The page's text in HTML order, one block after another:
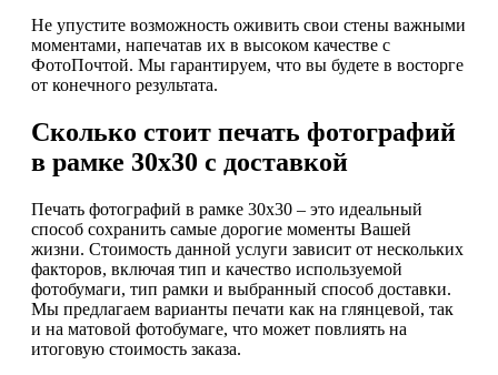
Не упустите возможность оживить свои стены важными
моментами, напечатав их в высоком качестве с
ФотоПочтой. Мы гарантируем, что вы будете в восторге
от конечного результата.
Сколько стоит печать фотографий
в рамке 30х30 с доставкой
Печать фотографий в рамке 30х30 – это идеальный
способ сохранить самые дорогие моменты Вашей
жизни. Стоимость данной услуги зависит от нескольких
факторов, включая тип и качество используемой
фотобумаги, тип рамки и выбранный способ доставки.
Мы предлагаем варианты печати как на глянцевой, так
и на матовой фотобумаге, что может повлиять на
итоговую стоимость заказа.